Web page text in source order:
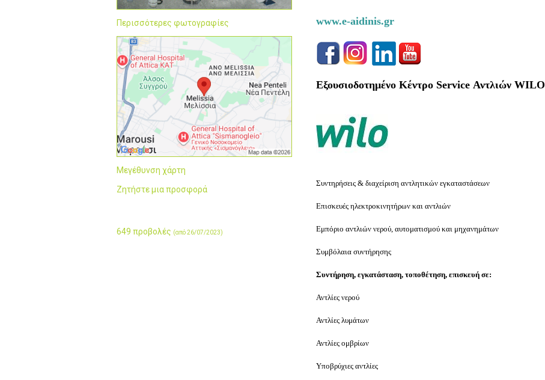
Περισσότερες φωτογραφίες
Μεγέθυνση χάρτη
Ζητήστε μια προσφορά
649 προβολές (από 26/07/2023)
www.e-aidinis.gr
Εξουσιοδοτημένο Κέντρο Service Αντλιών WILO
Συντηρήσεις & διαχείριση αντλητικών εγκαταστάσεων
Επισκευές ηλεκτροκινητήρων και αντλιών
Εμπόριο αντλιών νερού, αυτοματισμού και μηχανημάτων
Συμβόλαια συντήρησης
Συντήρηση, εγκατάσταση, τοποθέτηση, επισκευή σε:
Αντλίες νερού
Αντλίες λυμάτων
Αντλίες ομβρίων
Υποβρύχιες αντλίες